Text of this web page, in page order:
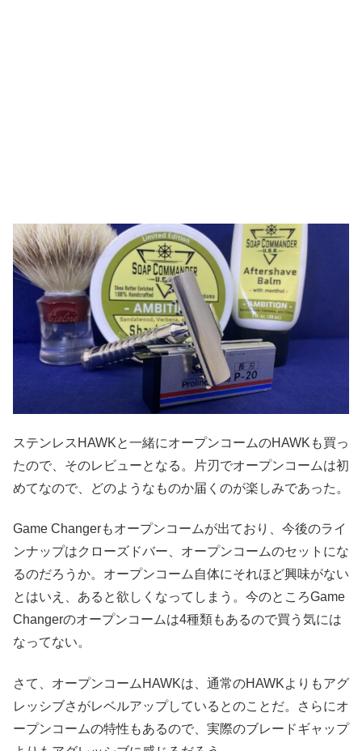
ステンレスHAWKと一緒にオープンコームのHAWKも買っ
たので、そのレビューとなる。片刃でオープンコームは初
めてなので、どのようなものか届くのが楽しみであった。
Game Changerもオープンコームが出ており、今後のライ
ンナップはクローズドバー、オープンコームのセットにな
るのだろうか。オープンコーム自体にそれほど興味がない
とはいえ、あると欲しくなってしまう。今のところGame
Changerのオープンコームは4種類もあるので買う気には
なってない。
さて、オープンコームHAWKは、通常のHAWKよりもアグ
レッシブさがレベルアップしているとのことだ。さらにオ
ープンコームの特性もあるので、実際のブレードギャップ